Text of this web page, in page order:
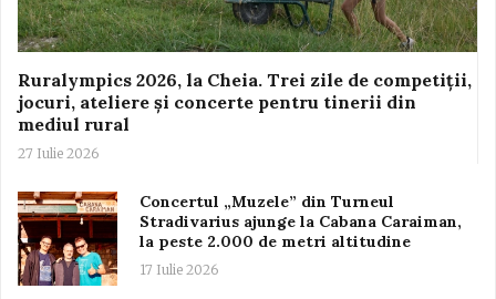
Ruralympics 2026, la Cheia. Trei zile de competiții,
jocuri, ateliere și concerte pentru tinerii din
mediul rural
27 Iulie 2026
Concertul „Muzele” din Turneul
Stradivarius ajunge la Cabana Caraiman,
la peste 2.000 de metri altitudine
17 Iulie 2026